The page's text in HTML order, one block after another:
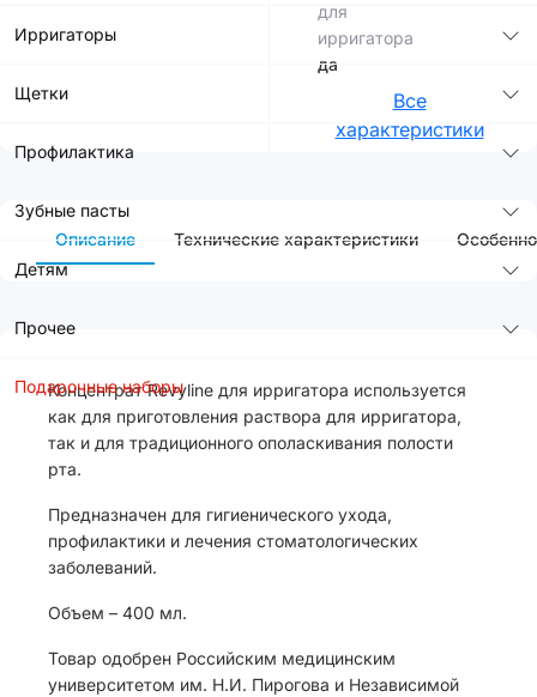
Ирригаторы
Щетки
Профилактика
Зубные пасты
Детям
Прочее
Подарочные наборы
для
ирригатора
да
Все
характеристики
Описание Технические характеристики
Концентрат Revyline для ирригатора используется
как для приготовления раствора для ирригатора,
так и для традиционного ополаскивания полости
рта.
Предназначен для гигиенического ухода,
профилактики и лечения стоматологических
заболеваний.
Объем – 400 мл.
Товар одобрен Российским медицинским
университетом им. Н.И. Пирогова и Независимой